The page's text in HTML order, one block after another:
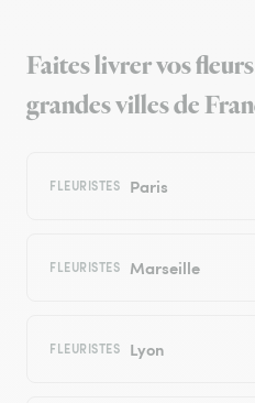
Faites livrer vos
grandes villes de
FLEURISTES Paris
FLEURISTES Marseille
FLEURISTES Lyon